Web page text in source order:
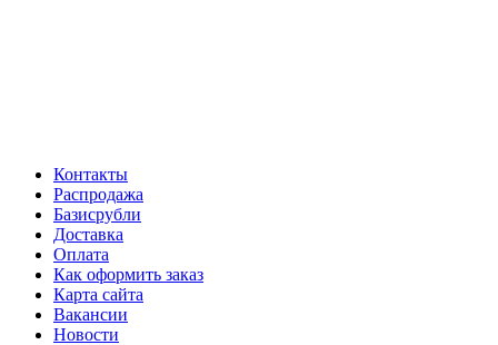
Контакты
Распродажа
Базисрубли
Доставка
Оплата
Как оформить заказ
Карта сайта
Вакансии
Новости